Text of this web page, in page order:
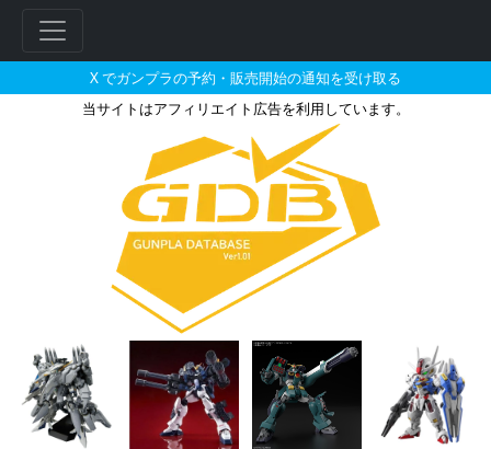
X でガンプラの予約・販売開始の通知を受け取る
当サイトはアフィリエイト広告を利用しています。
ゲルググのガンプラの販売・再